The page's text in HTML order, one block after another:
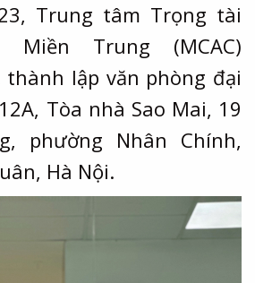
Trung tâm Trọng tài
Miền Trung (MCAC)
lập văn phòng đại
Tòa nhà Sao Mai, 19
phường Nhân Chính,
Hà Nội.